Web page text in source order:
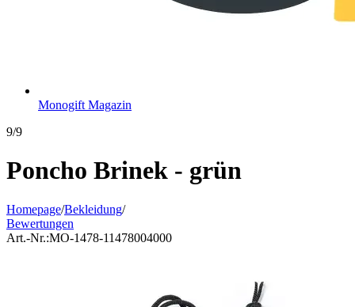
Monogift Magazin
9/9
Poncho Brinek - grün
Homepage/Bekleidung/
Bewertungen
Art.-Nr.:MO-1478-11478004000